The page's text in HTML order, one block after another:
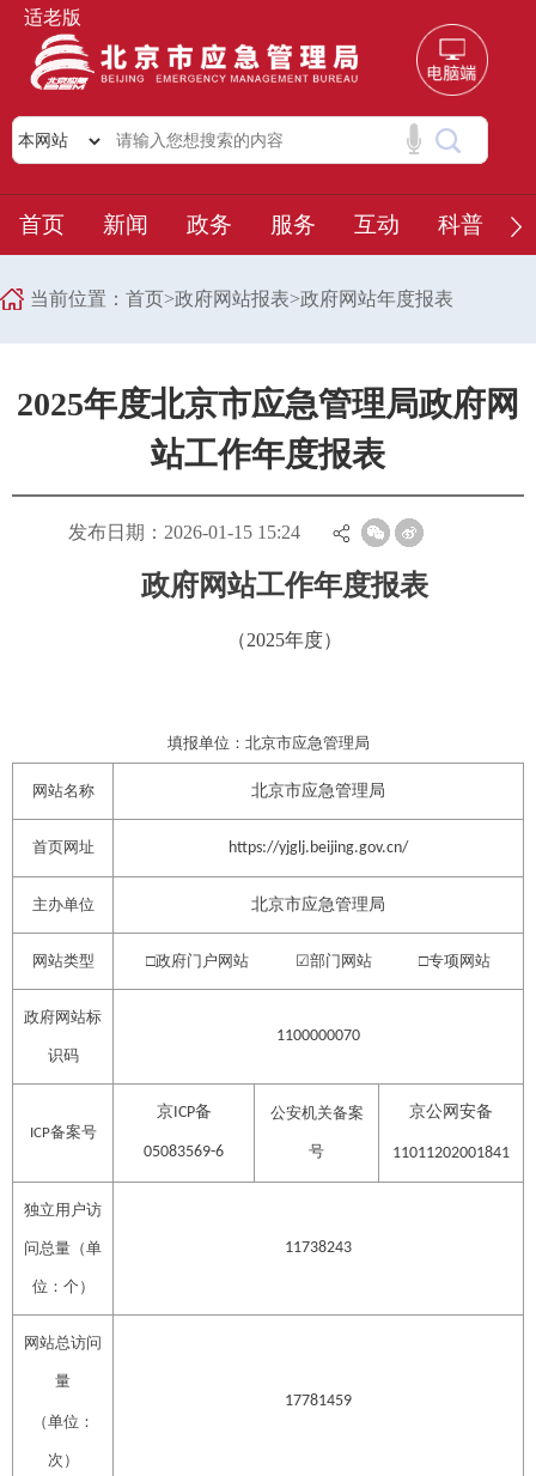
适老版
首页 新闻 政务 服务 互动 科普
当前位置： 首页>政府网站报表>政府网站年度报表
2025年度北京市应急管理局政府网
站工作年度报表
发布日期：2026-01-15 15:24
政府网站工作年度报表
（2025年度）
填报单位： 北京市应急管理局
网站名称 北京市应急管理局
首页网址 https://yjglj.beijing.gov.cn/
主办单位 北京市应急管理局
网站类型 □政府门户网站 ☑部门网站 □专项网站
政府网站标
识码
1100000070
ICP备案号
京ICP备
05083569-6
公安机关备案
号
京公网安备
11011202001841
独立用户访
问总量（单
位：个）
11738243
网站总访问
量
（单位：
次）
17781459